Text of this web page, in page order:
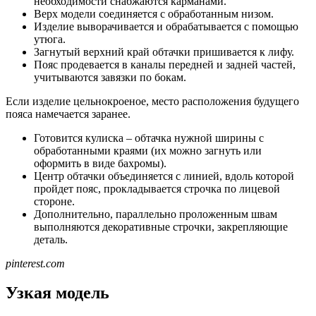
Верх модели соединяется с обработанным низом.
Изделие выворачивается и обрабатывается с помощью
утюга.
Загнутый верхний край обтачки пришивается к лифу.
Пояс продевается в каналы передней и задней частей,
учитываются завязки по бокам.
Если изделие цельнокроеное, место расположения будущего
пояса намечается заранее.
Готовится кулиска – обтачка нужной ширины с
обработанными краями (их можно загнуть или
оформить в виде бахромы).
Центр обтачки объединяется с линией, вдоль которой
пройдет пояс, прокладывается строчка по лицевой
стороне.
Дополнительно, параллельно проложенным швам
выполняются декоративные строчки, закрепляющие
деталь.
pinterest.com
Узкая модель